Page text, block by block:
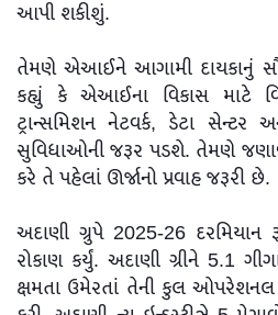
આપી શકીશું.
તેમણે એઆઈને આગામી દાયકાનું
કહ્યું કે એઆઈના વિકાસ માટે
ટ્રાન્સમિશન નેટવર્ક, ડેટા સેન્ટર
સુવિધાઓની જરૂર પડશે. તેમણે
કરે તે પહેલાં ઊર્જાનો પ્રવાહ જરૂરી છે.
અદાણી ગ્રુપે 2025-26
રોકાણ કર્યું. અદાણી ગ્રીને 5.1
ક્ષમતા ઉમેરતાં તેની કુલ ઓપરેશનલ